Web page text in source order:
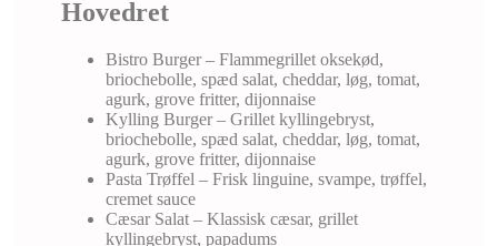
Hovedret
Bistro Burger – Flammegrillet oksekød,
briochebolle, spæd salat, cheddar, løg, tomat,
agurk, grove fritter, dijonnaise
Kylling Burger – Grillet kyllingebryst,
briochebolle, spæd salat, cheddar, løg, tomat,
agurk, grove fritter, dijonnaise
Pasta Trøffel – Frisk linguine, svampe, trøffel,
cremet sauce
Cæsar Salat – Klassisk cæsar, grillet
kyllingebryst, papadums